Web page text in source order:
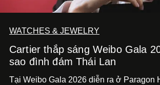
WATCHES & JEWELRY
Cartier thắp sáng Weibo Gala
sao đình đám Thái Lan
Tại Weibo Gala 2026 diễn ra ở Paragon